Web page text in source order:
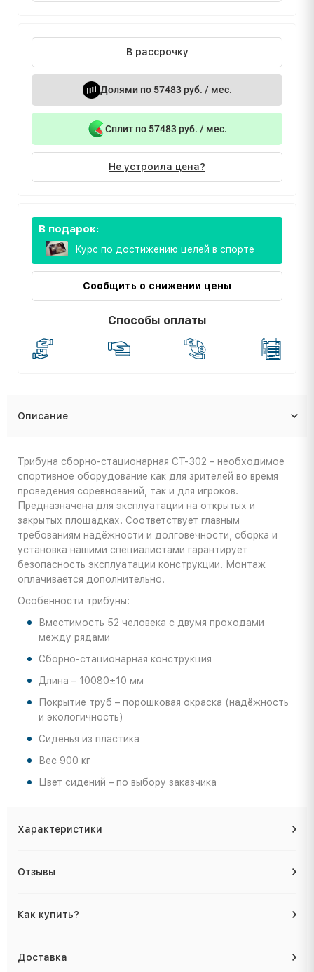
В рассрочку
Долями по 57483 руб. / мес.
Сплит по 57483 руб. / мес.
Не устроила цена?
В подарок:
Курс по достижению целей в спорте
Сообщить о снижении цены
Способы оплаты
Описание
Трибуна сборно-стационарная СТ-302 – необходимое
спортивное оборудование как для зрителей во время
проведения соревнований, так и для игроков.
Предназначена для эксплуатации на открытых и
закрытых площадках. Соответствует главным
требованиям надёжности и долговечности, сборка и
установка нашими специалистами гарантирует
безопасность эксплуатации конструкции. Монтаж
оплачивается дополнительно.
Особенности трибуны:
Вместимость 52 человека с двумя проходами
между рядами
Сборно-стационарная конструкция
Длина – 10080±10 мм
Покрытие труб – порошковая окраска (надёжность
и экологичность)
Сиденья из пластика
Вес 900 кг
Цвет сидений – по выбору заказчика
Характеристики
Отзывы
Как купить?
Доставка